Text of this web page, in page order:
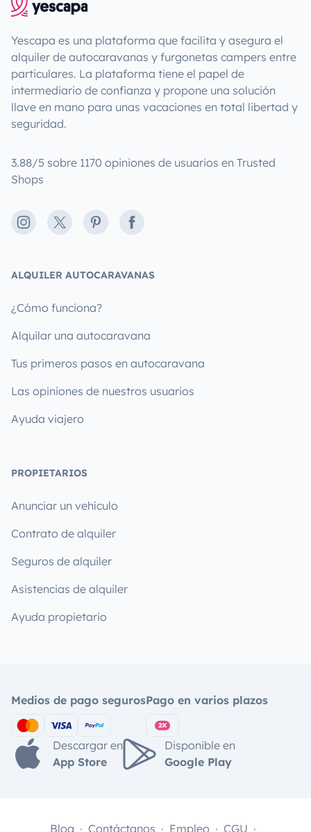
Yescapa es una plataforma que facilita y asegura el
alquiler de autocaravanas y furgonetas campers entre
particulares. La plataforma tiene el papel de
intermediario de confianza y propone una solución
llave en mano para unas vacaciones en total libertad y
seguridad.
3.88/5 sobre 1170 opiniones de usuarios en Trusted
Shops
Instagram
X PinterestFacebook
ALQUILER AUTOCARAVANAS
¿Cómo funciona?
Alquilar una autocaravana
Tus primeros pasos en autocaravana
Las opiniones de nuestros usuarios
Ayuda viajero
PROPIETARIOS
Anunciar un vehículo
Contrato de alquiler
Seguros de alquiler
Asistencias de alquiler
Ayuda propietario
Medios de pago segurosPago en varios plazos
Descargar en
App Store
Disponible en
Google Play
Blog Contáctanos Empleo CGU